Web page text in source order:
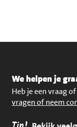
We helpen je
Heb je een vraag
vragen of neem